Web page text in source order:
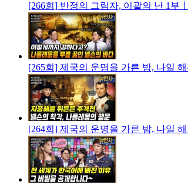
[266회] 반정의 그림자, 이괄의 난 1부
[265회] 제국의 운명을 가른 밤, 나일
[264회] 제국의 운명을 가른 밤, 나일